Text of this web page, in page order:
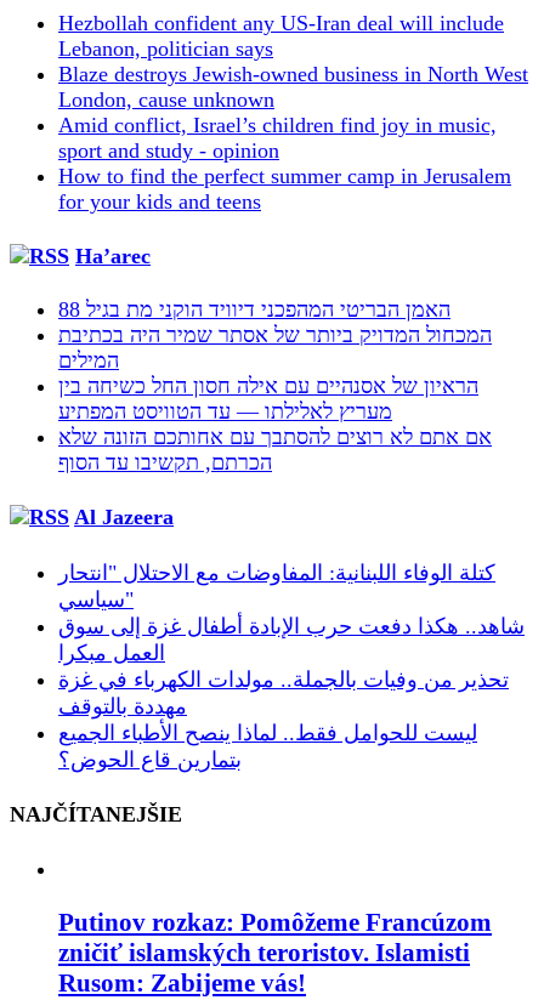
Hezbollah confident any US-Iran deal will include
Lebanon, politician says
Blaze destroys Jewish-owned business in North West
London, cause unknown
Amid conflict, Israel’s children find joy in music,
sport and study - opinion
How to find the perfect summer camp in Jerusalem
for your kids and teens
Ha’arec
האמן הבריטי המהפכני דיוויד הוקני מת בגיל 88
המכחול המדויק ביותר של אסתר שמיר היה בכתיבת
המילים
הראיון של אסנהיים עם אילה חסון החל כשיחה בין
מעריץ לאלילתו — עד הטוויסט המפתיע
אם אתם לא רוצים להסתבך עם אחותכם הזונה שלא
הכרתם, תקשיבו עד הסוף
Al Jazeera
كتلة الوفاء اللبنانية: المفاوضات مع الاحتلال "انتحار
سياسي"
شاهد.. هكذا دفعت حرب الإبادة أطفال غزة إلى سوق
العمل مبكرا
تحذير من وفيات بالجملة.. مولدات الكهرباء في غزة
مهددة بالتوقف
ليست للحوامل فقط.. لماذا ينصح الأطباء الجميع
بتمارين قاع الحوض؟
NAJČÍTANEJŠIE
Putinov rozkaz: Pomôžeme Francúzom
zničiť islamských teroristov. Islamisti
Rusom: Zabijeme vás!